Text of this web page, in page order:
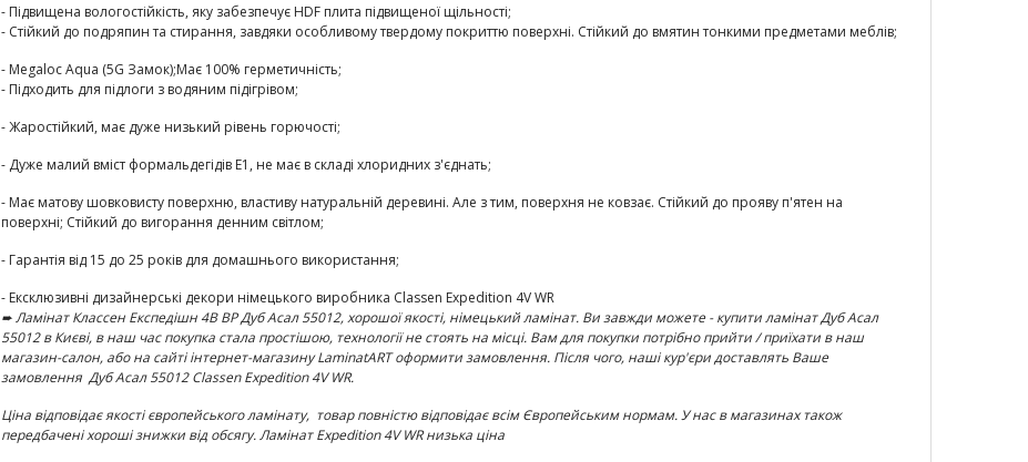
- Підвищена вологостійкість, яку забезпечує HDF плита підвищеної щільності;
- Стійкий до подряпин та стирання, завдяки особливому твердому покриттю поверхні. Стійкий до вмятин тонкими предметами меблів;
- Megaloc Aqua (5G Замок);Має 100% герметичність;
- Підходить для підлоги з водяним підігрівом;
-Жаростійкий, має дуже низький рівень горючості;
- Дуже малий вміст формальдегідів E1 , не має в складі хлоридних з'єднать;
- Має матову шовковисту поверхню, властиву натуральній деревині. Але з тим, поверхня не ковзає. Стійкий до прояву п'ятен на
поверхні; Стійкий до вигорання денним світлом;
- Гарантія від 15 до 25 років для домашнього використання;
- Ексклюзивні дизайнерські декори німецького виробника Classen Expedition 4V WR
➨ ЛамінатКлассен Експедішн 4В ВР Дуб Асал 55012, хорошої якості, німецький ламінат. Ви завжди можете - купити ламінатДуб Асал
55012в Києві, в наш час покупка стала простішою, технології не стоять на місці. Вам для покупки потрібно прийти / приїхати в наш
магазин-салон, або на сайті інтернет-магазину LaminatART оформити замовлення. Після чого, наші кур'єри доставлять Ваше
замовлення Дуб Асал 55012 Classen Expedition 4V WR.
Ціна відповідає якості європейського ламінату, товар повністю відповідає всім Європейським нормам. У нас в магазинах також
передбачені хороші знижки від обсягу. Ламінат Expedition 4V WR низька ціна